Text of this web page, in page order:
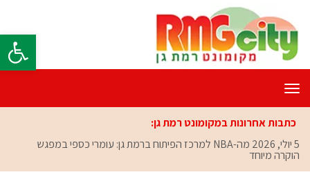
פתח
תפריט
כתבות אחרונות במקומונט רמת גן:
5 יולי, 2026
מה-NBA למרכז הפיתוח ברמת גן: עומרי כספי במפגש
הוקרה מיוחד